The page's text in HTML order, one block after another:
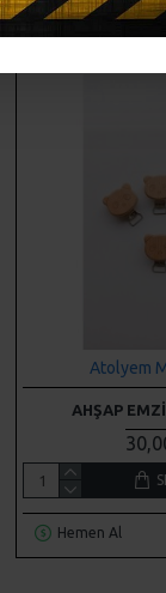
Atolyem
AHŞAP
Hemen Al